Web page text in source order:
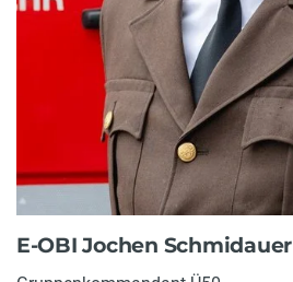
E-OBI Jochen Schmidauer